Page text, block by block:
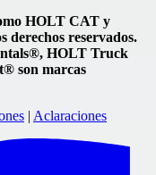
HOLT CAT y
derechos reservados.
HOLT Truck
son marcas
| Aclaraciones